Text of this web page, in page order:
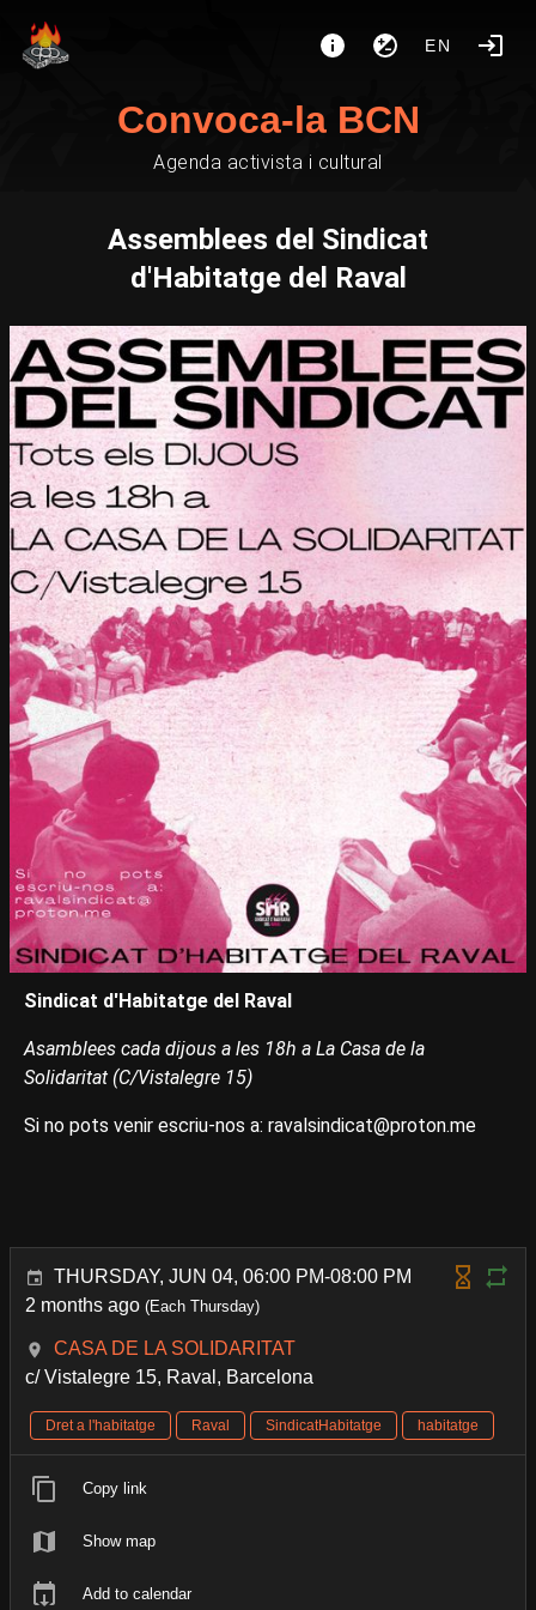
EN
Convoca-la BCN
Agenda activista i cultural
Assemblees del Sindicat
d'Habitatge del Raval
Sindicat d'Habitatge del Raval
Asamblees cada dijous a les 18h a La Casa de la
Solidaritat (C/Vistalegre 15)
Si no pots venir escriu-nos a: ravalsindicat@proton.me
THURSDAY, JUN 04, 06:00 PM-08:00 PM
2 months ago (Each Thursday)
CASA DE LA SOLIDARITAT
c/ Vistalegre 15, Raval, Barcelona
Dret a l'habitatge Raval SindicatHabitatge habitatge
Copy link
Show map
Add to calendar